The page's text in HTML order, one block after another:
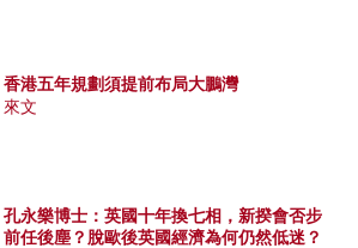
香港五年規劃須提前布局大鵬灣
來文
孔永樂博士：英國十年換七相，新揆會否步
前任後塵？脫歐後英國經濟為何仍然低迷？